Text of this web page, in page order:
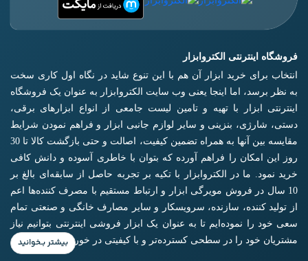
فروشگاه اینترنتی الکتروابزار
انتخاب برای خرید ابزار آن هم با این تنوع شاید در نگاه اول کاری سخت
به نظر برسد، اما اینجا یعنی وب سایت الکتروابزار به عنوان یک فروشگاه
اینترنتی ابزار با تهیه و تامین لیست جامعی از انواع ابزار‌های برقی،
دستی، شارژی، بنزینی و سایر لوازم جانبی ابزار و فراهم نمودن شرایط
مقایسه بین آنها به همراه تضمین کیفیت، اصالت و حتی بازگشت کالا تا 30
روز این امکان را فراهم آورده که بتوان با خاطری آسوده و دانش کافی
خرید نمود. ما در الکتروابزار با تکیه بر تجربه حاصل از سابقه‌ای بالغ بر
10 سال در فروش مویرگی ابزار و ارتباط مستقیم با مصرف کننده‌ها اعم
از تولید کننده، سازنده، سرویسکار و سایر مصارف خانگی و صنعتی تمام
سعی خود را نموده‌ایم تا به عنوان یک ابزار فروشی اینترنتی بتوانیم نیاز
مشتریان خود را در سطحی کسترده‌تر و با کیفیتی در خور برآورده کنیم.